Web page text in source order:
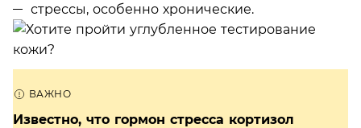
стрессы, особенно хронические.
Известно, что гормон стресса кортизол